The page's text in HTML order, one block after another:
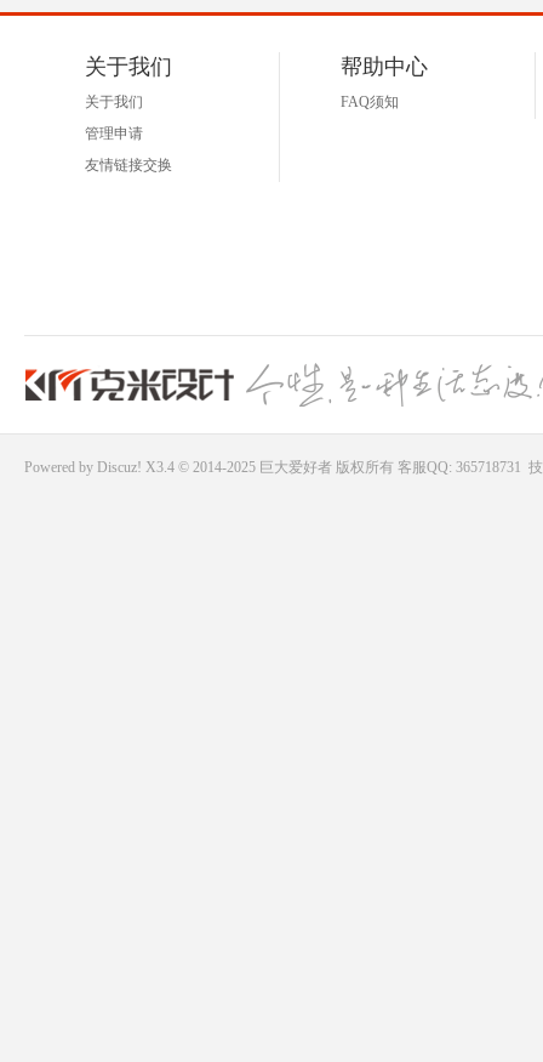
关于我们
关于我们
管理申请
友情链接交换
帮助中心
FAQ须知
Powered by Discuz! X3.4 © 2014-2025 巨大爱好者版权所有 客服QQ: 365718731